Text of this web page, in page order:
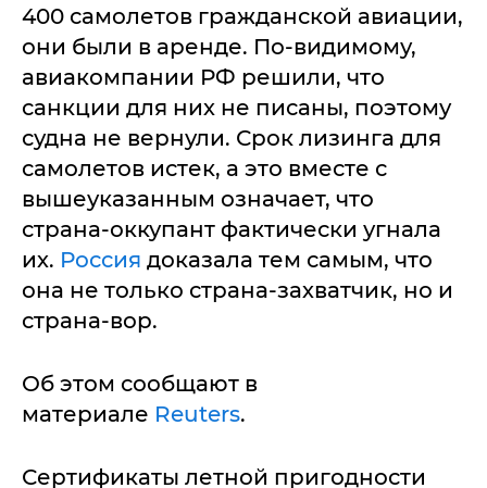
400 самолетов гражданской авиации,
они были в аренде. По-видимому,
авиакомпании РФ решили, что
санкции для них не писаны, поэтому
судна не вернули. Срок лизинга для
самолетов истек, а это вместе с
вышеуказанным означает, что
страна-оккупант фактически угнала
их. Россия доказала тем самым, что
она не только страна-захватчик, но и
страна-вор.
Об этом сообщают в
материале Reuters.
Сертификаты летной пригодности